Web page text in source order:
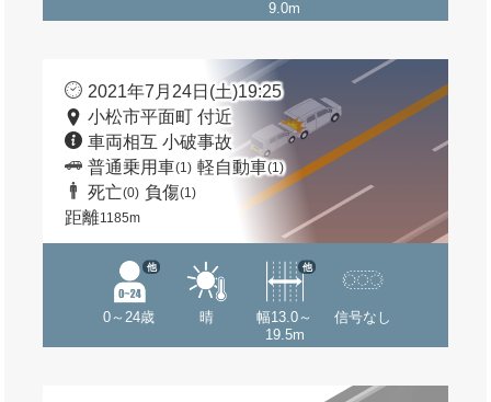
9.0m
2021年7月24日(土)19:25
小松市平面町 付近
車両相互 小破事故
普通乗用車(1) 軽自動車(1)
死亡(0) 負傷(1)
距離1185m
0～24歳
他
晴
幅13.0～
19.5m
他
信号なし